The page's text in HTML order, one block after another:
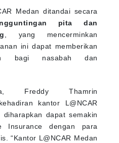
Medan ditandai secara
pita dan
, yang mencerminkan
ini dapat memberikan
bagi nasabah dan
Freddy Thamrin
kantor L@NCAR
dapat semakin
Insurance dengan para
“Kantor L@NCAR Medan